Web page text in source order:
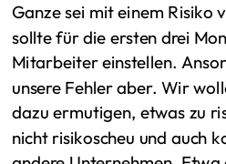
Ganze sei mit einem Risiko
sollte für die ersten drei
Mitarbeiter einstellen.
unsere Fehler aber. Wir
dazu ermutigen, etwas zu
nicht risikoscheu und auch